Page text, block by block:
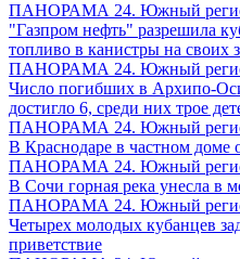
ПАНОРАМА 24. Южный
"Газпром нефть" разрешила
топливо в канистры на своих
ПАНОРАМА 24. Южный
Число погибших в Архипо-
достигло 6, среди них трое
ПАНОРАМА 24. Южный
В Краснодаре в частном
ПАНОРАМА 24. Южный
В Сочи горная река унесла в
ПАНОРАМА 24. Южный
Четырех молодых кубанцев
приветствие